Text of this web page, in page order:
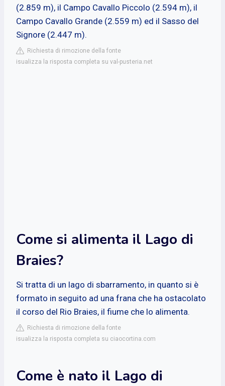
(2.859 m), il Campo Cavallo Piccolo (2.594 m), il
Campo Cavallo Grande (2.559 m) ed il Sasso del
Signore (2.447 m).
Richiesta di rimozione della fonte
isualizza la risposta completa su val-pusteria.net
Come si alimenta il Lago di
Braies?
Si tratta di un lago di sbarramento, in quanto si è
formato in seguito ad una frana che ha ostacolato
il corso del Rio Braies, il fiume che lo alimenta.
Richiesta di rimozione della fonte
isualizza la risposta completa su ciaocortina.com
Come è nato il Lago di